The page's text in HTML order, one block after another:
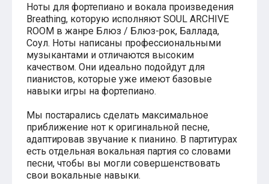
Тематические
Из фильмов
Аватар: Путь воды
Титаник
Гарри Поттер
Хатико
Реквием по мечте
Пираты Карибского моря
Сумерки
Величайший шоумен
Звездные войны
Ла ла Ленд
Ромео и Джульетта (1968)
Бумер
Аладдин (2019)
Король лев (2019)
Ноты для фортепиано и вокала произведения
Breathing, которую исполняют SOUL ARCHIVE
ROOM в жанре Блюз / Блюз-рок, Баллада,
Соул. Ноты написаны профессиональными
музыкантами и отличаются высоким
качеством. Они идеально подойдут для
пианистов, которые уже имеют базовые
навыки игры на фортепиано.
Мы постарались сделать максимальное
приближение нот к оригинальной песне,
адаптировав звучание к пианино. В партитурах
есть отдельная вокальная партия со словами
песни, чтобы вы могли совершенствовать
свои вокальные навыки.